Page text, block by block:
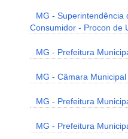
MG - Superintendência
Consumidor - Procon de
MG - Prefeitura
MG - Câmara
MG - Prefeitura
MG - Prefeitura